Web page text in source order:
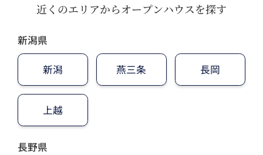
近くのエリアからオープンハウスを探す
新潟県
新潟 燕三条 長岡
上越
長野県